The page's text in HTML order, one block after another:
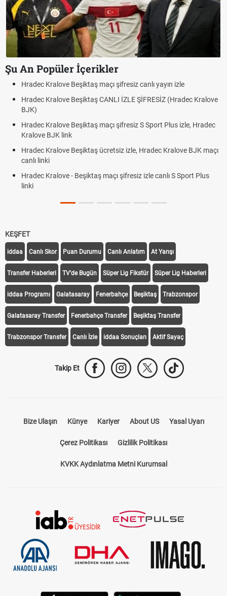
Şu An Popüler İçerikler
izle
Kralove
izle, Hradec
BJK maçı
S Sport Plus
Hradec Kralove - Beşiktaş maçı şifresiz izle canlı
Hradec Kralove Beşiktaş maçı şifresiz tv100 izle,
Trivela Nedir? Trivela Vuruşu Nasıl Yapılır?
Röveşata Nedir? Röveşata Vuruşu Nasıl Yapılır?
Plonjon Nedir? Kalecilikte Plonjon Hareketi Nasıl
KEŞFET
iddaa Canlı Skor Puan Durumu Canlı Anlatım At Yarışı
Transfer Haberleri TV'de Bugün Süper Lig Fikstür Süper Lig Haberleri
iddaa Programı Galatasaray Fenerbahçe Beşiktaş Trabzonspor
Galatasaray Transfer Fenerbahçe Transfer Beşiktaş Transfer
Trabzonspor Transfer Canlı İzle iddaa Sonuçları Aktif Sayaç
Takip Et
Bize Ulaşın Künye Kariyer About US Yasal Uyarı
Çerez Politikası Gizlilik Politikası
KVKK Aydınlatma Metni Kurumsal